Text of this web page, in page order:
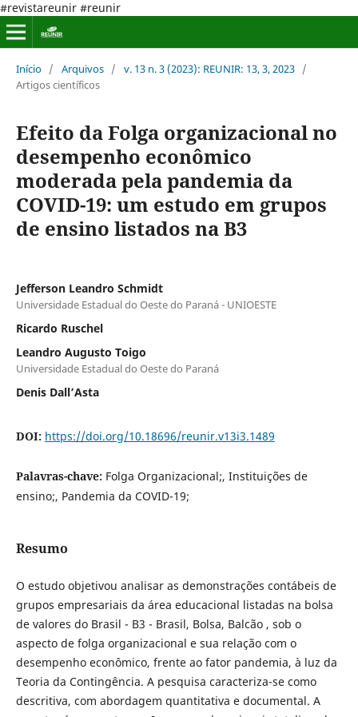
#revistareunir #reunir
Início / Arquivos / v. 13 n. 3 (2023): REUNIR: 13, 3, 2023 /
Artigos científicos
Efeito da Folga organizacional no
desempenho econômico
moderada pela pandemia da
COVID-19: um estudo em grupos
de ensino listados na B3
Jefferson Leandro Schmidt
Universidade Estadual do Oeste do Paraná - UNIOESTE
Ricardo Ruschel
Leandro Augusto Toigo
Universidade Estadual do Oeste do Paraná
Denis Dall’Asta
DOI: https://doi.org/10.18696/reunir.v13i3.1489
Palavras-chave: Folga Organizacional;, Instituições de
ensino;, Pandemia da COVID-19;
Resumo
O estudo objetivou analisar as demonstrações contábeis de
grupos empresariais da área educacional listadas na bolsa
de valores do Brasil - B3 - Brasil, Bolsa, Balcão , sob o
aspecto de folga organizacional e sua relação com o
desempenho econômico, frente ao fator pandemia, à luz da
Teoria da Contingência. A pesquisa caracteriza-se como
descritiva, com abordagem quantitativa e documental. A